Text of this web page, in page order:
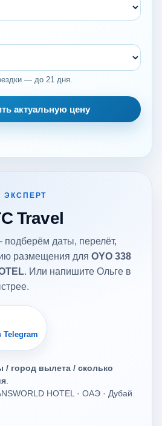
— до 21 дня.
актуальную цену
Travel
подберём даты, перелёт,
размещения для OYO 338
. Или напишите Ольге в
Telegram
/ город вылета / сколько
HOTEL · ОАЭ · Дубай